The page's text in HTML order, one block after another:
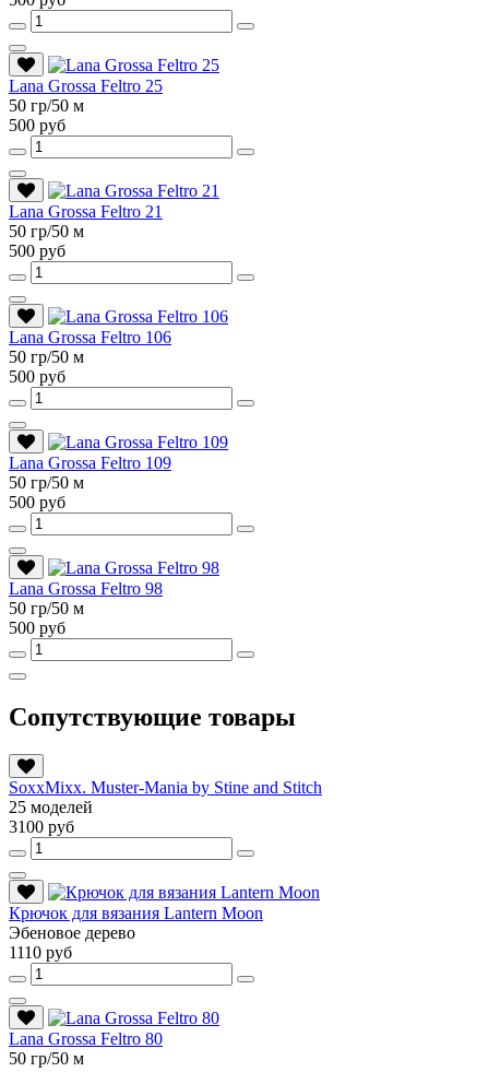
Lana Grossa Feltro 25
50 гр/50 м
500 руб
Lana Grossa Feltro 21
50 гр/50 м
500 руб
Lana Grossa Feltro 106
50 гр/50 м
500 руб
Lana Grossa Feltro 109
50 гр/50 м
500 руб
Lana Grossa Feltro 98
50 гр/50 м
500 руб
Сопутствующие товары
SoxxMixx. Muster-Mania by Stine and Stitch
25 моделей
3100 руб
Крючок для вязания Lantern Moon
Эбеновое дерево
1110 руб
Lana Grossa Feltro 80
50 гр/50 м